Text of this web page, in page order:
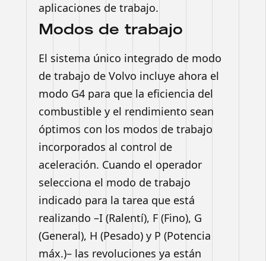
aplicaciones de trabajo.
Modos de trabajo
El sistema único integrado de modo
de trabajo de Volvo incluye ahora el
modo G4 para que la eficiencia del
combustible y el rendimiento sean
óptimos con los modos de trabajo
incorporados al control de
aceleración. Cuando el operador
selecciona el modo de trabajo
indicado para la tarea que está
realizando –I (Ralentí), F (Fino), G
(General), H (Pesado) y P (Potencia
máx.)– las revoluciones ya están